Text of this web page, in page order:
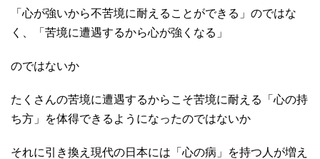
「心が強いから不苦境に耐えることができる」のではな
く、「苦境に遭遇するから心が強くなる」
のではないか
たくさんの苦境に遭遇するからこそ苦境に耐える「心の持
ち方」を体得できるようになったのではないか
それに引き換え現代の日本には「心の病」を持つ人が増え